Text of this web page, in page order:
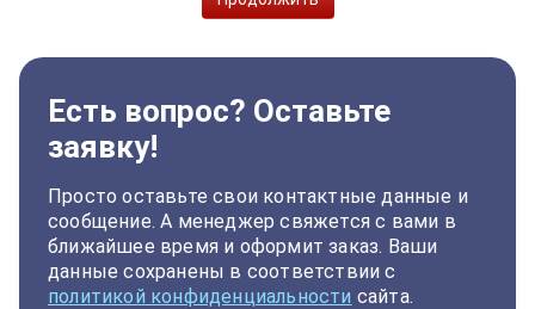
Есть вопрос? Оставьте
заявку!
Просто оставьте свои контактные данные и
сообщение. А менеджер свяжется с вами в
ближайшее время и оформит заказ. Ваши
данные сохранены в соответствии с
политикой конфиденциальности сайта.